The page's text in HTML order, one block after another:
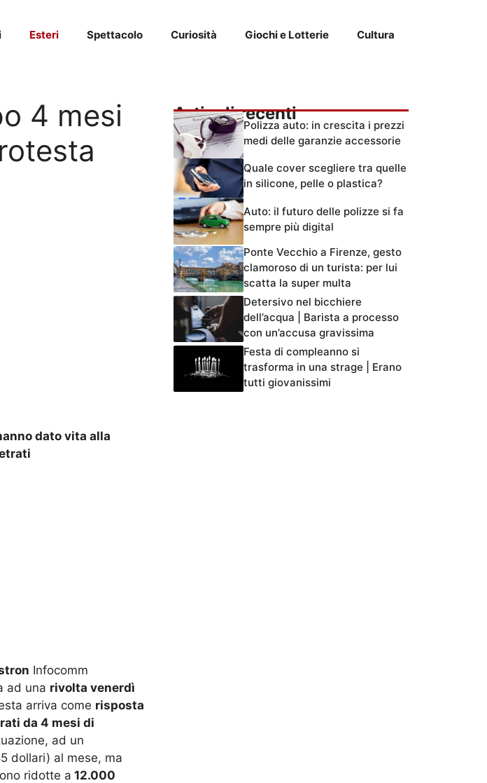
Esteri Spettacolo Curiosità Giochi e Lotterie Cultura
4 mesi
dato vita alla
Infocomm
ad una rivolta venerdì
arriva come risposta
da 4 mesi di
ad un
dollari) al mese, ma
ridotte a 12.000
Articoli recenti
Polizza auto: in crescita i prezzi
medi delle garanzie accessorie
Quale cover scegliere tra quelle
in silicone, pelle o plastica?
Auto: il futuro delle polizze si fa
sempre più digital
Ponte Vecchio a Firenze, gesto
clamoroso di un turista: per lui
scatta la super multa
Detersivo nel bicchiere
dell’acqua | Barista a processo
con un’accusa gravissima
Festa di compleanno si
trasforma in una strage | Erano
tutti giovanissimi